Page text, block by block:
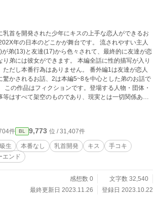
ている亜紀を見て一目惚れ。以後は地元ネットワーク
に精を出す。亜紀が特待制度を使って高等部に入って
欲が強いが亜紀に嫌われたくないので暴走しないよう
んな心持ち全部喋ってしまう憎めない人物。 ※現代
行動が含まれるのでR18に設定しています。（主役2人
描写なし） ※『この雨が上がったら一緒にコーヒーを
言葉を君に』と世界観が繋がっています。（中川英は
上がりブレンドが大好きな理事長の親戚。主役が通う高
英美学院高等部） ※上記2作品が重めの内容でエロ控え
何も考えずに読めるエロが書きたくなって本作を始め
ご都合ゆるゆる設定です。法的アウトはなるべく避け
い部分があります。文体は上記2作品とは一線を画し
となっております。ご了承くださいませ。
首を開発された少年にキスの上手な恋人ができるお
が弟(13)と友達(17)から色々されて、最終的に友達が恋
り弟には彼女ができます。 本編全話に性的描写が入り
ただし本番行為はありません。 番外編1は友達が恋人
驚かされるお話、2は本編5~8を中心とした弟のお話で
等はすべて架空のものであり、現実とは一切関係あり
。©恩陀ドラック
件 BL 9,773 位 / 31,407件
生 本番なし 乳首開発 キス
手コキ
エンド
感想数 0
文字数 32,540
最終更新日 2023.11.26
登録日 2023.10.22